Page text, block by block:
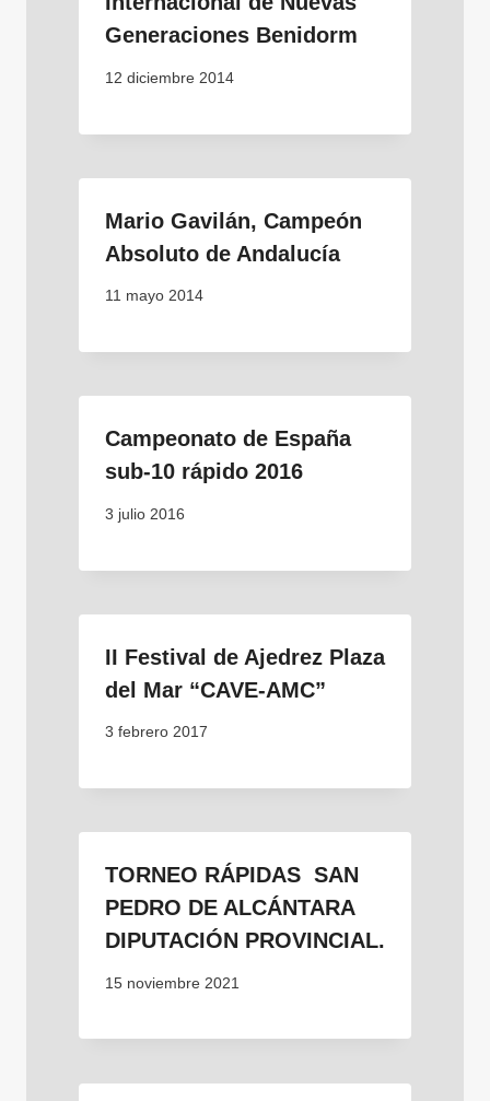
Generaciones Benidorm
12 diciembre 2014
Mario Gavilán, Campeón
Absoluto de Andalucía
11 mayo 2014
Campeonato de España
sub-10 rápido 2016
3 julio 2016
II Festival de Ajedrez Plaza
del Mar “CAVE-AMC”
3 febrero 2017
TORNEO RÁPIDAS SAN
PEDRO DE ALCÁNTARA
DIPUTACIÓN PROVINCIAL.
15 noviembre 2021